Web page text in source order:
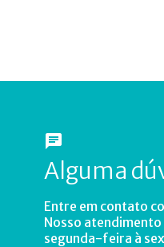
Alguma
Entre em contato
Nosso
segunda-feira à